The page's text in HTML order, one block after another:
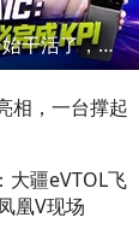
世界人工智能大会：AI开始干活了，但到底干的怎么样？萌新闯WAIC
相，一台撑起
大疆eVTOL飞
凰V现场